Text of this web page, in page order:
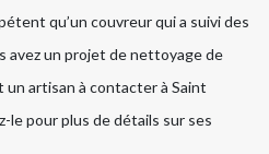
qu’un couvreur qui a suivi des
avez un projet de nettoyage de
artisan à contacter à Saint
le pour plus de détails sur ses